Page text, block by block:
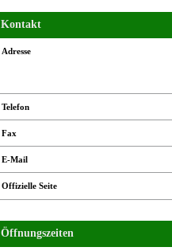
Kontakt
Adresse
Telefon
Fax
E-Mail
Offizielle Seite
Öffnungszeiten